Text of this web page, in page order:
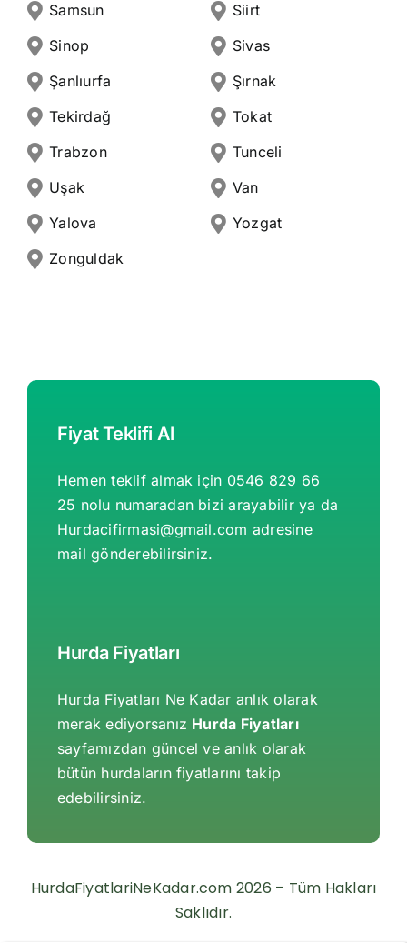
Samsun
Siirt
Sinop
Sivas
Şanlıurfa
Şırnak
Tekirdağ
Tokat
Trabzon
Tunceli
Uşak
Van
Yalova
Yozgat
Zonguldak
Fiyat Teklifi Al
Hemen teklif almak için 0546 829 66
25 nolu numaradan bizi arayabilir ya da
Hurdacifirmasi@gmail.com adresine
mail gönderebilirsiniz.
Hurda Fiyatları
Hurda Fiyatları Ne Kadar anlık olarak
merak ediyorsanız Hurda Fiyatları
sayfamızdan güncel ve anlık olarak
bütün hurdaların fiyatlarını takip
edebilirsiniz.
HurdaFiyatlariNeKadar.com 2026 – Tüm Hakları
Saklıdır.